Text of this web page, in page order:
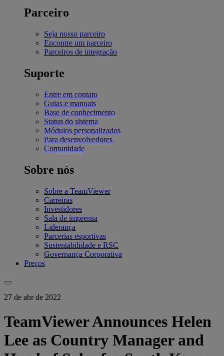
Parceiro
Seja nosso parceiro
Encontre um parceiro
Parceiros de integração
Suporte
Entre em contato
Guias e manuais
Base de conhecimento
Status do sistema
Módulos personalizados
Para desenvolvedores
Comunidade
Sobre nós
Sobre a TeamViewer
Carreiras
Investidores
Sala de imprensa
Liderança
Parcerias esportivas
Sustentabilidade e RSC
Governança Corporativa
Preços
27 de abr de 2022
TeamViewer Announces Helen
Lee as Country Manager and